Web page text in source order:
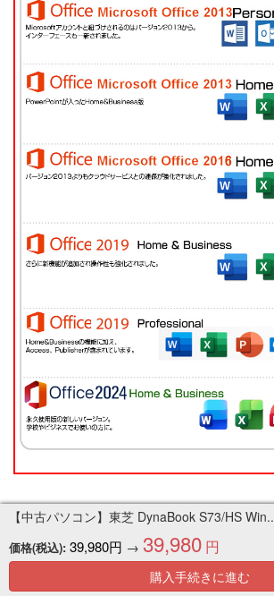
【中古パソコン】東芝 DynaBook S73/HS Win..
価格(税込): 39,980円 → 39,980 円
購入手続きに進む